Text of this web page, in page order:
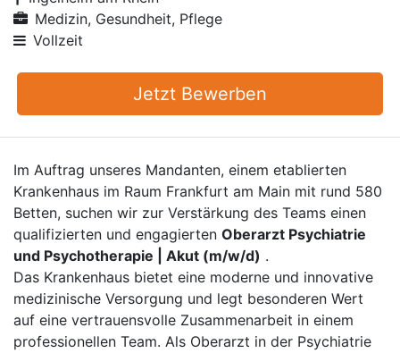
Medizin, Gesundheit, Pflege
Vollzeit
Jetzt Bewerben
Im Auftrag unseres Mandanten, einem etablierten
Krankenhaus im Raum Frankfurt am Main mit rund 580
Betten, suchen wir zur Verstärkung des Teams einen
qualifizierten und engagierten Oberarzt Psychiatrie
und Psychotherapie | Akut (m/w/d) .
Das Krankenhaus bietet eine moderne und innovative
medizinische Versorgung und legt besonderen Wert
auf eine vertrauensvolle Zusammenarbeit in einem
professionellen Team. Als Oberarzt in der Psychiatrie